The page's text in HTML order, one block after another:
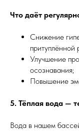
Что даёт
Снижение
притуплённой
Улучшение
осознавания;
Повышение
5. Тёплая вода —
Вода в нашем